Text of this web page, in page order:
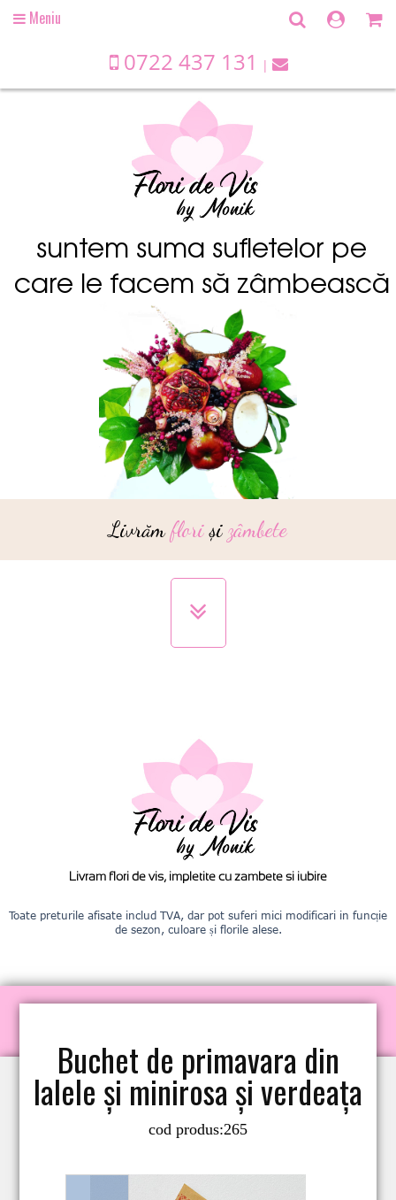
suntem suma sufletelor pe
care le facem să zâmbească
Livrămfloriși zâmbete
OpenMeniu
0722 437 131
Livram flori de vis, impletite cu zambete si iubire
Toate preturile afisate includ TVA, dar pot suferi mici modificari in funcție
de sezon, culoare și florile alese.
Buchet de primavara din
lalele și minirosa și verdeața
cod produs:265